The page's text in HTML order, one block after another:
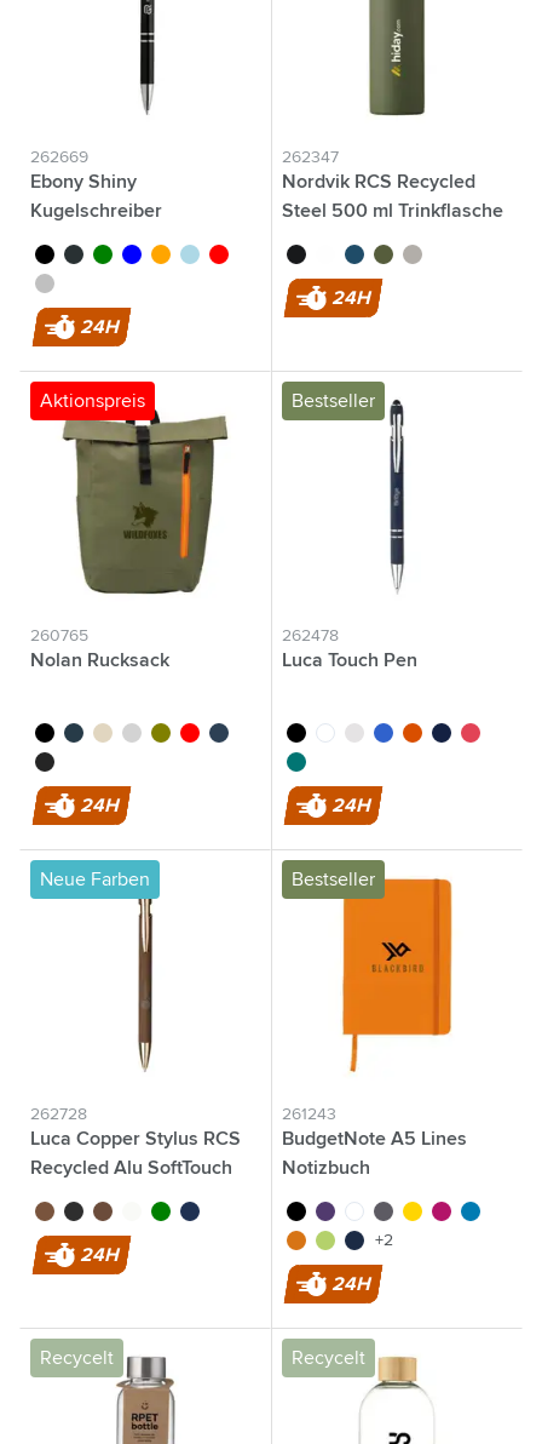
262669
Ebony Shiny
Kugelschreiber
noir anthracite
vert bleu orangebleu clair
rouge
argenté
24H
262347
Nordvik RCS Recycled
Steel 500 ml Trinkflasche
noir blancbleu vert foncé
argenté
24H
Aktionspreis
260765
Nolan Rucksack
noir bleu foncé/noir
blanc cassé
gris clairvert olive
rougebleu foncé
noir/noir
24H
Bestseller
262478
Luca Touch Pen
noir blancgris bleu orangebleu marine
rouge
vert foncé
24H
Neue Farben
262728
Luca Copper Stylus RCS
Recycled Alu SoftTouch
brun noir or roseblancvert bleu marine
24H
Bestseller
261243
BudgetNote A5 Lines
Notizbuch
noir pourpreblancgris jaunemagentableu clair
orange
lime bleu marine
+2
24H
Recycelt Recycelt